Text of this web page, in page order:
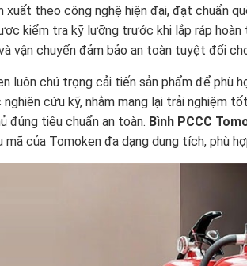
xuất theo công nghệ hiện đại, đạt chuẩn
kiểm tra kỹ lưỡng trước khi lắp ráp hoàn
vận chuyển đảm bảo an toàn tuyệt đối
luôn chú trọng cải tiến sản phẩm để phù
cứu kỹ, nhằm mang lại trải nghiệm
đúng tiêu chuẩn an toàn. Bình PCCC
mã của Tomoken đa dạng dung tích, phù